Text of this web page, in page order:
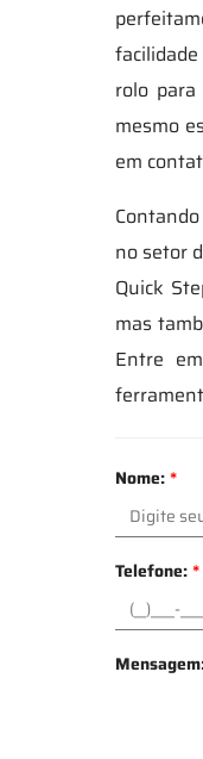
rolo
mesmo
em
no setor
Quick
mas
Entre
Nome:*
Telefone:*